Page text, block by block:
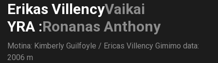
Erikas VillencyVaikai
YRA :Ronanas Anthony
Motina: Kimberly Guilfoyle / Ericas Villency Gimimo data:
2006 m